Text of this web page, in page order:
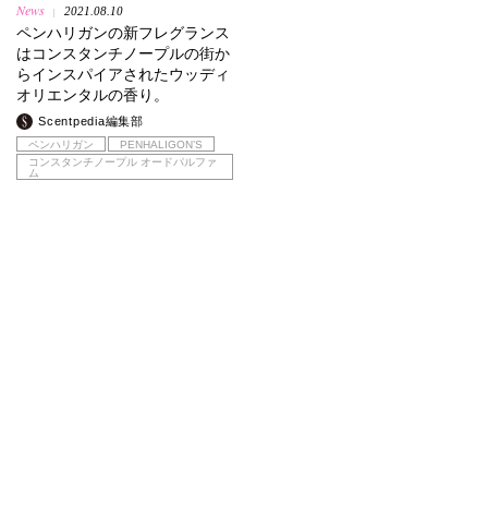
News 2021.08.10
ペンハリガンの新フレグランス
はコンスタンチノープルの街か
らインスパイアされたウッディ
オリエンタルの香り。
Scentpedia編集部
ペンハリガン
PENHALIGON’S
コンスタンチノープル オードパルファ
ム